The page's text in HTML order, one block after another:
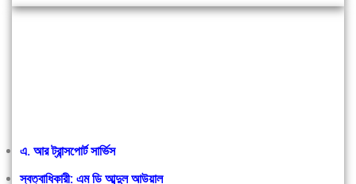
এ. আর ট্রান্সপোর্ট সার্ভিস
স্বত্বাধিকারী: এম ডি আব্দুল আউয়াল